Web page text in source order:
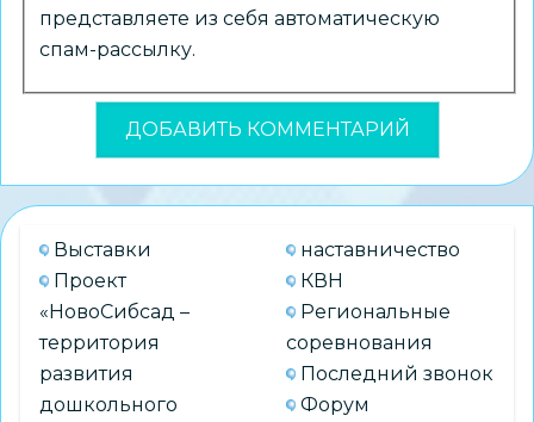
представляете из себя автоматическую
спам-рассылку.
Выставки
Проект
«НовоСибсад –
территория
развития
дошкольного
наставничество
КВН
Региональные
соревнования
Последний звонок
Форум